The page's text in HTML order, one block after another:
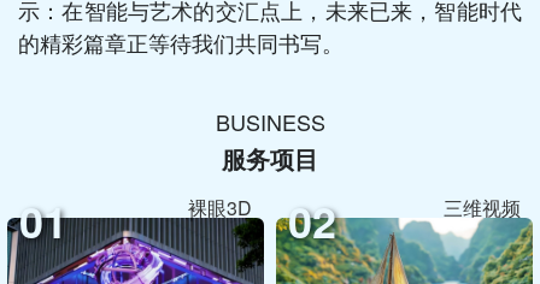
示：在智能与艺术的交汇点上，未来已来，智能时代
的精彩篇章正等待我们共同书写。
BUSINESS
服务项目
01 裸眼3D 02 三维视频